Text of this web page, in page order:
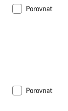
Porovnat
Porovnat